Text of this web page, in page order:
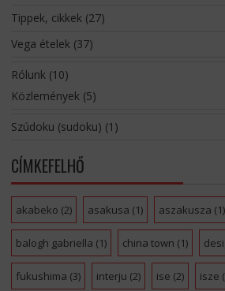
Tippek, cikkek(27)
Vega ételek(37)
Rólunk(10)
Közlemények(5)
Szúdoku (sudoku) (1)
CÍMKEFELHŐ
akabeko (2) asakusa (1) aszakusza (1)
balogh gabriella (1) china town (1)
fukushima (3) interju (2) ise (2) isze